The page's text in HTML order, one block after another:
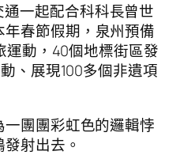
一起配合科科長曾世
年春節假期，泉州預備
運動，40個地標街區發
、展現100多個非遺項
團團彩虹色的邏輯悖
射出去。